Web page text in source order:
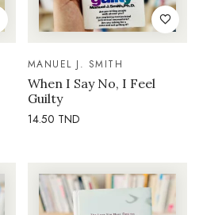
MANUEL J. SMITH
When I Say No, I Feel
Guilty
14.50 TND